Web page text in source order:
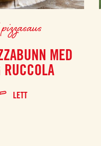
MED
RUCCOLA
LETT